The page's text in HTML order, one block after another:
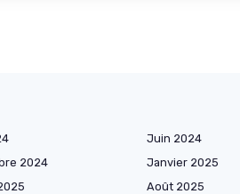
Juin 2024
2024 Janvier 2025
Août 2025